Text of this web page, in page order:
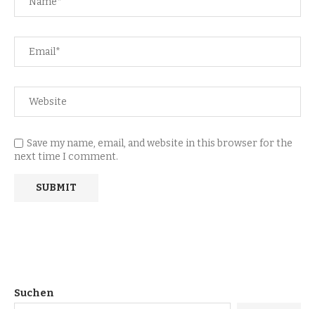
Save my name, email, and website in this browser for the
next time I comment.
Suchen